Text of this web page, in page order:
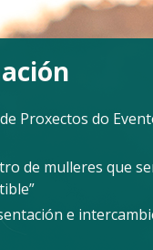
Proxectos do
de mulleres que
e